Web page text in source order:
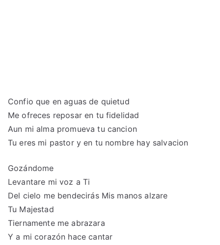
Confio que en aguas de quietud
Me ofreces reposar en tu fidelidad
Aun mi alma promueva tu cancion
Tu eres mi pastor y en tu nombre hay salvacion
Gozándome
Levantare mi voz a Ti
Del cielo me bendecirás Mis manos alzare
Tu Majestad
Tiernamente me abrazara
Y a mi corazón hace cantar